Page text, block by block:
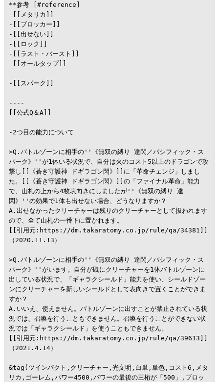
**参考 [#reference]
-[[メタリカ]]
-[[ブロッカー]]
-[[出せない]]
-[[ロック]]
-[[ラスト・バースト]]
-[[オールタップ]]
-[[スパーク]]
----
[[公式Q＆A]]
-2つ目の能力について
>Q.バトルゾーンに相手の''《無双の縛り 達閃／パシフィック・ス
パーク》''が1体いる状況で、自分は火のコスト5以上のドラゴンで攻
撃し[[《蒼き守護神 ドギラゴン閃》]]に「革命チェンジ」しまし
た。[[《蒼き守護神 ドギラゴン閃》]]の「ファイナル革命」能力
で、山札の上から4枚表向きにしましたが''《無双の縛り 達
閃》''の効果で1体も出せない場合、どうなりますか？
A.出せなかったクリーチャーは残りのクリーチャーとして扱われます
ので、全て山札の一番下に置かれます。
[[引用元:https://dm.takaratomy.co.jp/rule/qa/34381]]
（2020.11.13）
>Q.バトルゾーンに相手の''《無双の縛り 達閃／パシフィック・ス
パーク》''がいます。自分が既にクリーチャーを1体バトルゾーンに
出している状況で、「ギャラクシールド」能力を使い、シールドゾー
ンにクリーチャーを新しいシールドとして表向きで置くことができま
すか？
A.いいえ、使えません。バトルゾーンに出すことが禁止されている状
況では、召喚を行うこともできません。召喚を行うことができない状
況では「ギャラクシールド」を使うこともできません。
[[引用元:https://dm.takaratomy.co.jp/rule/qa/39613]]
（2021.4.14）
&tag(ツインパクト,クリーチャー,光文明,白単,単色,コスト6,メタ
リカ,ゴーレム,パワー4500,パワーの最後の三桁が「500」,ブロッ